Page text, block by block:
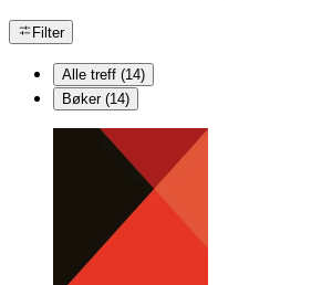
Filter
Alle treff (14)
Bøker (14)